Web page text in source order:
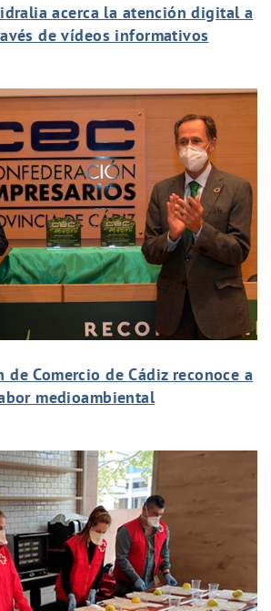
acerca la atención digital a
de vídeos informativos
de Comercio de Cádiz reconoce a
medioambiental